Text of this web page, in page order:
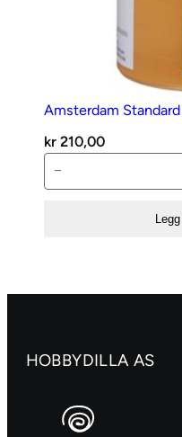
Amsterdam
kr 210,00
Standard
sienna
−
HOBBYDILLA AS